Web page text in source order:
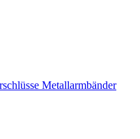
Metallarmbänder